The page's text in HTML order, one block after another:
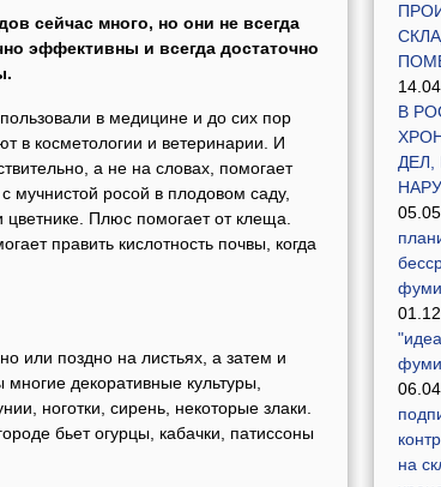
сейчас много, но они не всегда
эффективны и всегда достаточно
в медицине и до сих пор
в косметологии и ветеринарии. И
а не на словах, помогает
мучнистой росой в плодовом саду,
цветнике. Плюс помогает от клеща.
править кислотность почвы, когда
или поздно на листьях, а затем и
декоративные культуры,
ноготки, сирень, некоторые злаки.
бьет огурцы, кабачки, патиссоны
В
ДЕЛ,
на